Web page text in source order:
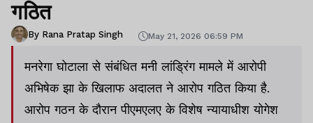
गठित
By Rana Pratap Singh May 21, 2026 06:59 PM
मनरेगा घोटाला से संबंधित मनी लांड्रिंग मामले में आरोपी
अभिषेक झा के खिलाफ अदालत ने आरोप गठित किया है.
आरोप गठन के दौरान पीएमएलए के विशेष न्यायाधीश योगेश